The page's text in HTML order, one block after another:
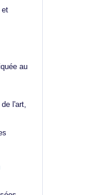
et
au
l'art,